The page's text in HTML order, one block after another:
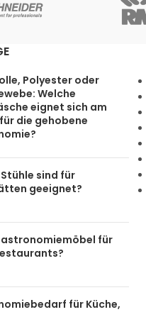
Polyester oder
Welche
eignet sich am
die gehobene
sind für
geeignet?
für
für Küche,